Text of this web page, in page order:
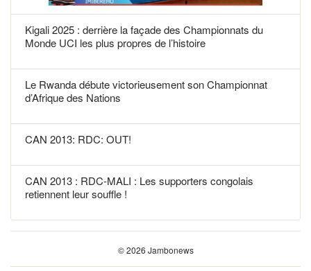
Kigali 2025 : derrière la façade des Championnats du
Monde UCI les plus propres de l’histoire
Le Rwanda débute victorieusement son Championnat
d’Afrique des Nations
CAN 2013: RDC: OUT!
CAN 2013 : RDC-MALI : Les supporters congolais
retiennent leur souffle !
© 2026 Jambonews